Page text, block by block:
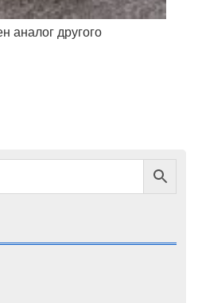
аналог другого